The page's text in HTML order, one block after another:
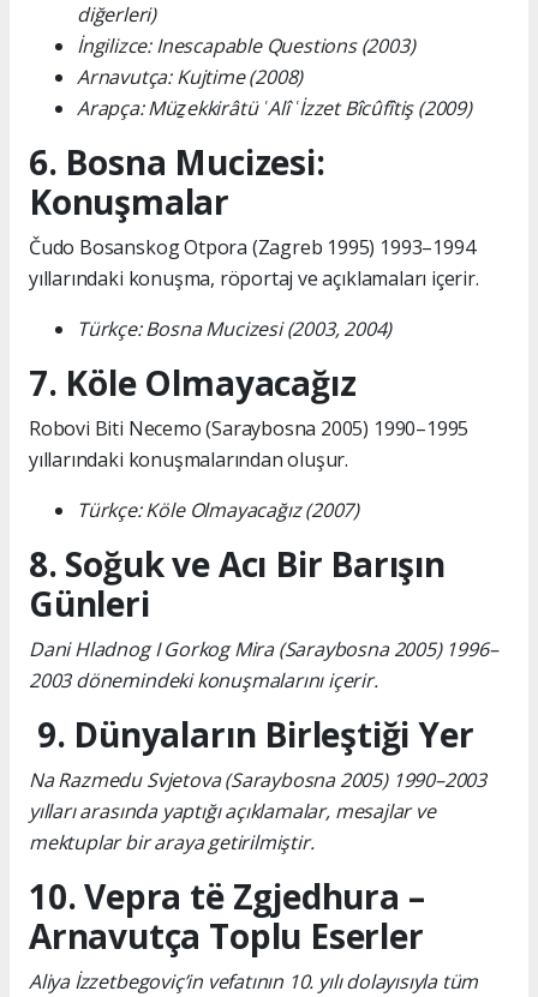
diğerleri)
İngilizce: Inescapable Questions (2003)
Arnavutça: Kujtime (2008)
Arapça: Müẕekkirâtü ʿAlî ʿİzzet Bîcûfîtiş (2009)
6. Bosna Mucizesi:
Konuşmalar
Čudo Bosanskog Otpora (Zagreb 1995) 1993–1994
yıllarındaki konuşma, röportaj ve açıklamaları içerir.
Türkçe: Bosna Mucizesi (2003, 2004)
7. Köle Olmayacağız
Robovi Biti Necemo (Saraybosna 2005) 1990–1995
yıllarındaki konuşmalarından oluşur.
Türkçe: Köle Olmayacağız (2007)
8. Soğuk ve Acı Bir Barışın
Günleri
Dani Hladnog I Gorkog Mira (Saraybosna 2005) 1996–
2003 dönemindeki konuşmalarını içerir.
9. Dünyaların Birleştiği Yer
Na Razmedu Svjetova (Saraybosna 2005) 1990–2003
yılları arasında yaptığı açıklamalar, mesajlar ve
mektuplar bir araya getirilmiştir.
10. Vepra të Zgjedhura –
Arnavutça Toplu Eserler
Aliya İzzetbegoviç’in vefatının 10. yılı dolayısıyla tüm